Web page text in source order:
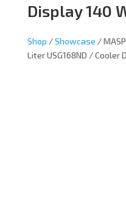
Display 140
Shop /Showcase /
Liter USG168ND / Cooler